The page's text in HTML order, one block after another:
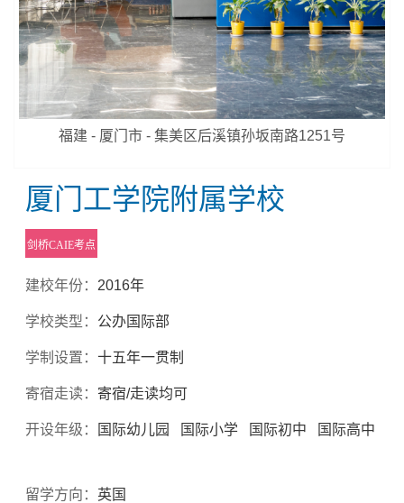
福建 - 厦门市 - 集美区后溪镇孙坂南路1251号
厦门工学院附属学校
剑桥CAIE考点
建校年份： 2016年
学校类型： 公办国际部
学制设置：十五年一贯制
寄宿走读： 寄宿/走读均可
开设年级： 国际幼儿园 国际小学 国际初中 国际高中
留学方向： 英国